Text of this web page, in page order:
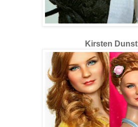
Kirsten Dunst